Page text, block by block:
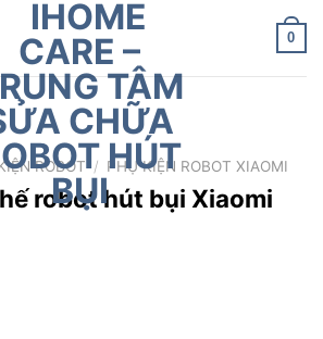
0
ROBOT / PHỤ KIỆN ROBOT XIAOMI
robot hút bụi Xiaomi